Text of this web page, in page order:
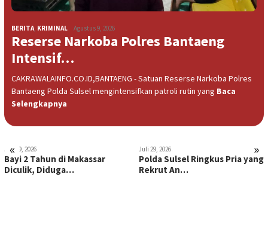
BERITA KRIMINAL Agustus 9, 2026
Reserse Narkoba Polres Bantaeng
Intensif…
CAKRAWALAINFO.CO.ID,BANTAENG - Satuan Reserse Narkoba Polres
Bantaeng Polda Sulsel mengintensifkan patroli rutin yang Baca
Selengkapnya
« »
Juli 29, 2026
Bayi 2 Tahun di Makassar
Diculik, Diduga…
Juli 29, 2026
Polda Sulsel Ringkus Pria yang
Rekrut An…